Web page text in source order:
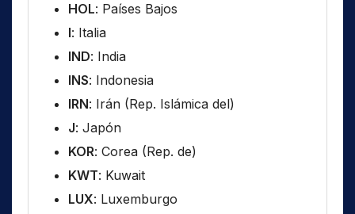
HOL: Países Bajos
I: Italia
IND: India
INS: Indonesia
IRN: Irán (Rep. Islámica del)
J: Japón
KOR: Corea (Rep. de)
KWT: Kuwait
LUX: Luxemburgo